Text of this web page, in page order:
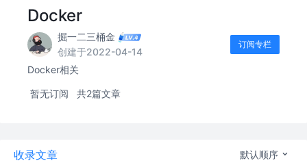
Docker
掘一二三桶金
创建于2022-04-14
订阅专栏
Docker相关
暂无订阅 共2篇文章
收录文章 默认顺序